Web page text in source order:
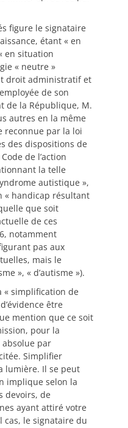
figure le signataire
étant « en
en situation
« neutre »
droit administratif et
de son
de la République, M.
autres en la même
reconnue par la loi
des dispositions de
de l’action
la telle
autistique »,
« handicap résultant
que soit
de ces
notamment
pas aux
mais le
», « d’autisme »).
« simplification de
être
mention que ce soit
pour la
absolue par
Simplifier
lumière. Il se peut
implique selon la
devoirs, de
ayant attiré votre
cas, le signataire du